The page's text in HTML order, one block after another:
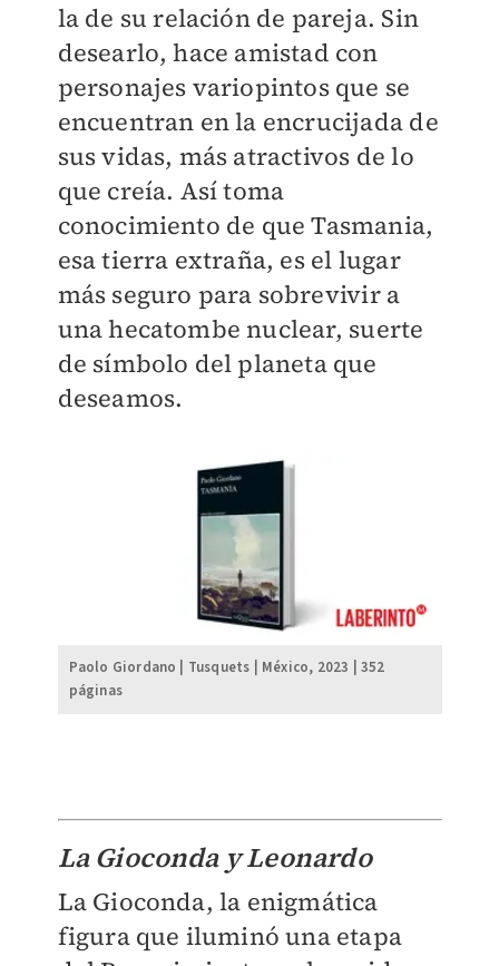
la de su relación de pareja. Sin
desearlo, hace amistad con
personajes variopintos que se
encuentran en la encrucijada de
sus vidas, más atractivos de lo
que creía. Así toma
conocimiento de que Tasmania,
esa tierra extraña, es el lugar
más seguro para sobrevivir a
una hecatombe nuclear, suerte
de símbolo del planeta que
deseamos.
Paolo Giordano | Tusquets | México, 2023 | 352
páginas
La Gioconda y Leonardo
La Gioconda, la enigmática
figura que iluminó una etapa